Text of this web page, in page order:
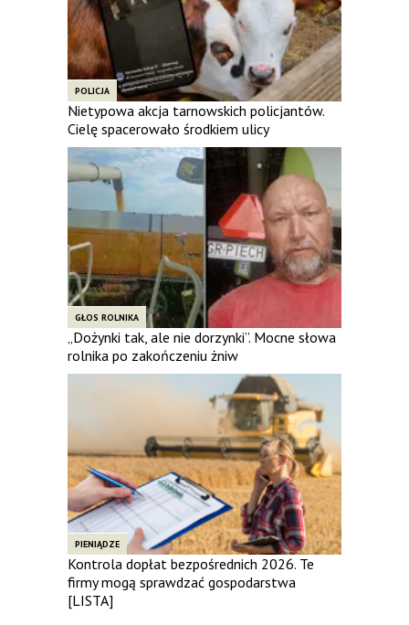
POLICJA
Nietypowa akcja tarnowskich policjantów.
Cielę spacerowało środkiem ulicy
GŁOS ROLNIKA
„Dożynki tak, ale nie dorzynki”. Mocne słowa
rolnika po zakończeniu żniw
PIENIĄDZE
Kontrola dopłat bezpośrednich 2026. Te
firmy mogą sprawdzać gospodarstwa
[LISTA]